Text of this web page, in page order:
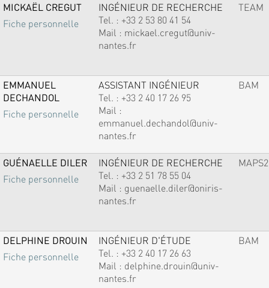
MICKAËL CREGUT
Fiche personnelle
INGÉNIEUR DE RECHERCHE
Tel. : +33 2 53 80 41 54
Mail : mickael.cregut@univ-
nantes.fr
TEAM
EMMANUEL
DECHANDOL
Fiche personnelle
ASSISTANT INGÉNIEUR
Tel. : +33 2 40 17 26 95
Mail :
emmanuel.dechandol@univ-
nantes.fr
BAM
GUÉNAELLE DILER
Fiche personnelle
INGÉNIEUR DE RECHERCHE
Tel. : +33 2 51 78 55 04
Mail : guenaelle.diler@oniris-
nantes.fr
MAPS2
DELPHINE DROUIN
Fiche personnelle
INGÉNIEUR D'ÉTUDE
Tel. : +33 2 40 17 26 63
Mail : delphine.drouin@univ-
nantes.fr
BAM